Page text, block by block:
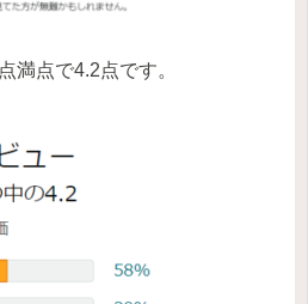
満点で4.2点です。